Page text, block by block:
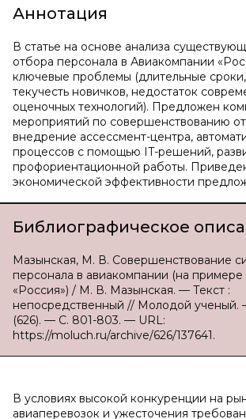
Аннотация
В статье на основе анализа
отбора персонала в Авиакомпании
ключевые проблемы (длительные
текучесть новичков, недостаток
оценочных технологий). Предложен
мероприятий по совершенствованию
внедрение ассессмент-центра,
процессов с помощью IT-решений,
профориентационной работы.
экономической эффективности
Библиографическое
Мазынская, М. В. Совершенствование
персонала в авиакомпании (на
«Россия») / М. В. Мазынская. — Текст :
непосредственный // Молодой
(626). — С. 801-803. — URL:
https://moluch.ru/archive/626/137641.
В условиях высокой конкуренции на
авиаперевозок и ужесточения